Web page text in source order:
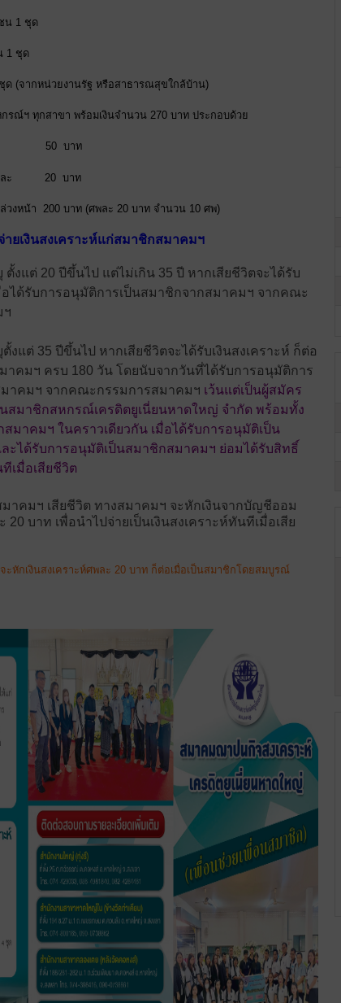
น 1 ชุด
1 ชุด
ด (จากหน่วยงานรัฐ หรือสาธารณสุขใกล้บ้าน)
รณ์ฯ ทุกสาขา พร้อมเงินจำนวน 270 บาท ประกอบด้วย
คร 50 บาท
ปีละ 20 บาท
ล่วงหน้า 200 บาท (ศพละ 20 บาท จำนวน 10 ศพ)
ยเงินสงเคราะห์แก่สมาชิกสมาคมฯ
งแต่ 20 ปีขึ้นไป แต่ไม่เกิน 35 ปี หากเสียชีวิตจะได้รับ
อได้รับการอนุมัติการเป็นสมาชิกจากสมาคมฯ จากคณะ
ฯ
งแต่ 35 ปีขึ้นไป หากเสียชีวิตจะได้รับเงินสงเคราะห์ ก็ต่อ
าคมฯ ครบ 180 วัน โดยนับจากวันที่ได้รับการอนุมัติการ
าคมฯ จากคณะกรรมการสมาคมฯ เว้นแต่เป็นผู้สมัคร
สมาชิกสหกรณ์เครดิตยูเนี่ยนหาดใหญ่ จำกัด พร้อมทั้ง
มาคมฯ ในคราวเดียวกัน เมื่อได้รับการอนุมัติเป็น
ะได้รับการอนุมัติเป็นสมาชิกสมาคมฯ ย่อมได้รับสิทธิ์
เมื่อเสียชีวิต
าคมฯ เสียชีวิต ทางสมาคมฯ จะหักเงินจากบัญชีออม
20 บาท เพื่อนำไปจ่ายเป็นเงินสงเคราะห์ทันทีเมื่อเสีย
หักเงินสงเคราะห์ศพละ 20 บาท ก็ต่อเมื่อเป็นสมาชิกโดยสมบูรณ์